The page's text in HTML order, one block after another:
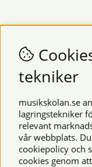
Vill du få nyheter
tekniker
musikskolan.se
lagringstekniker
relevant
vår webbplats.
cookiepolicy och
cookies genom